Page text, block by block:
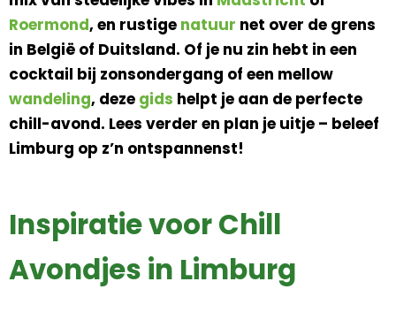
Roermond, en rustige natuur net over de grens
in België of Duitsland. Of je nu zin hebt in een
cocktail bij zonsondergang of een mellow
wandeling, deze gids helpt je aan de perfecte
chill-avond. Lees verder en plan je uitje – beleef
Limburg op z’n ontspannenst!
Inspiratie voor Chill
Avondjes in Limburg